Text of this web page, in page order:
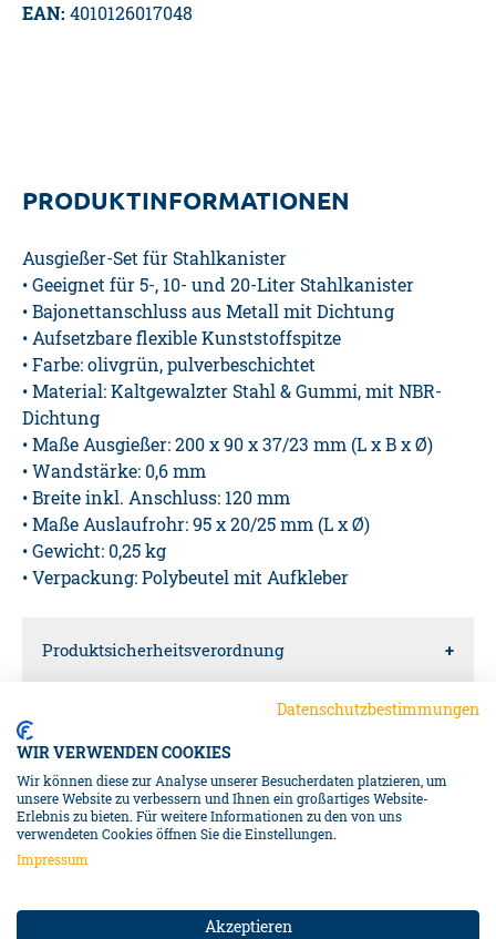
EAN: 4010126017048
PRODUKTINFORMATIONEN
Ausgießer-Set für Stahlkanister
• Geeignet für 5-, 10- und 20-Liter Stahlkanister
• Bajonettanschluss aus Metall mit Dichtung
• Aufsetzbare flexible Kunststoffspitze
• Farbe: olivgrün, pulverbeschichtet
• Material: Kaltgewalzter Stahl & Gummi, mit NBR-
Dichtung
• Maße Ausgießer: 200 x 90 x 37/23 mm (L x B x Ø)
• Wandstärke: 0,6 mm
• Breite inkl. Anschluss: 120 mm
• Maße Auslaufrohr: 95 x 20/25 mm (L x Ø)
• Gewicht: 0,25 kg
• Verpackung: Polybeutel mit Aufkleber
Produktsicherheitsverordnung
Verantwortliche Person für die EU
Diedrich Filmer GmbH
Jeringhaver Gast 5
26316
DE
NAVIGATION
Datenschutzbestimmungen
WIR VERWENDEN COOKIES
Wir können diese zur Analyse unserer Besucherdaten platzieren, um
unsere Website zu verbessern und Ihnen ein großartiges Website-
Erlebnis zu bieten. Für weitere Informationen zu den von uns
verwendeten Cookies öffnen Sie die Einstellungen.
Impressum
Akzeptieren